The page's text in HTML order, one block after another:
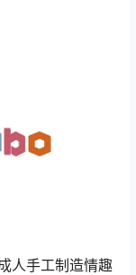
人手工制造情趣